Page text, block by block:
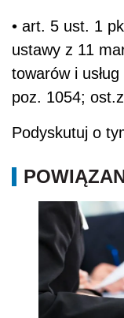
• art. 5 ust. 1
ustawy z 11
towarów i
poz. 1054;
Podyskutuj o